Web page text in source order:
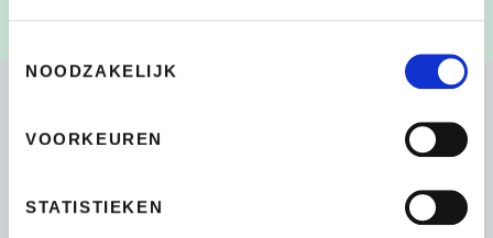
NOODZAKELIJK
VOORKEUREN
STATISTIEKEN
4.7